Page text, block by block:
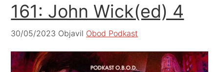
161: John Wick(ed) 4
30/05/2023 Objavil Obod Podkast